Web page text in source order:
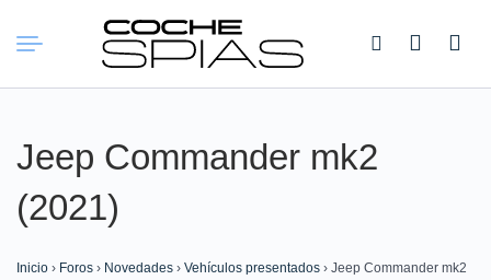
Buscar:
Jeep Commander mk2
(2021)
Inicio › Foros › Novedades › Vehículos presentados › Jeep Commander mk2